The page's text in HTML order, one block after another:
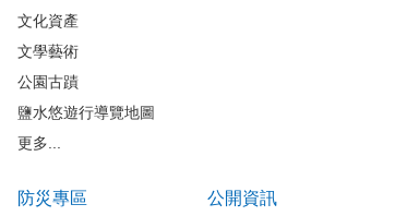
文化資產
文學藝術
公園古蹟
鹽水悠遊行導覽地圖
更多...
防災專區 公開資訊